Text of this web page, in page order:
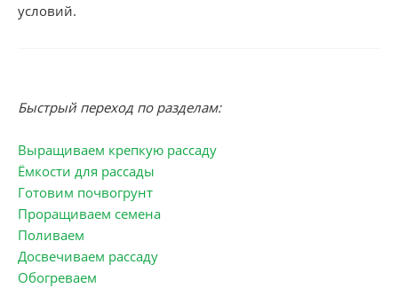
условий.
Быстрый переход по разделам:
Выращиваем крепкую рассаду
Ёмкости для рассады
Готовим почвогрунт
Проращиваем семена
Поливаем
Досвечиваем рассаду
Обогреваем